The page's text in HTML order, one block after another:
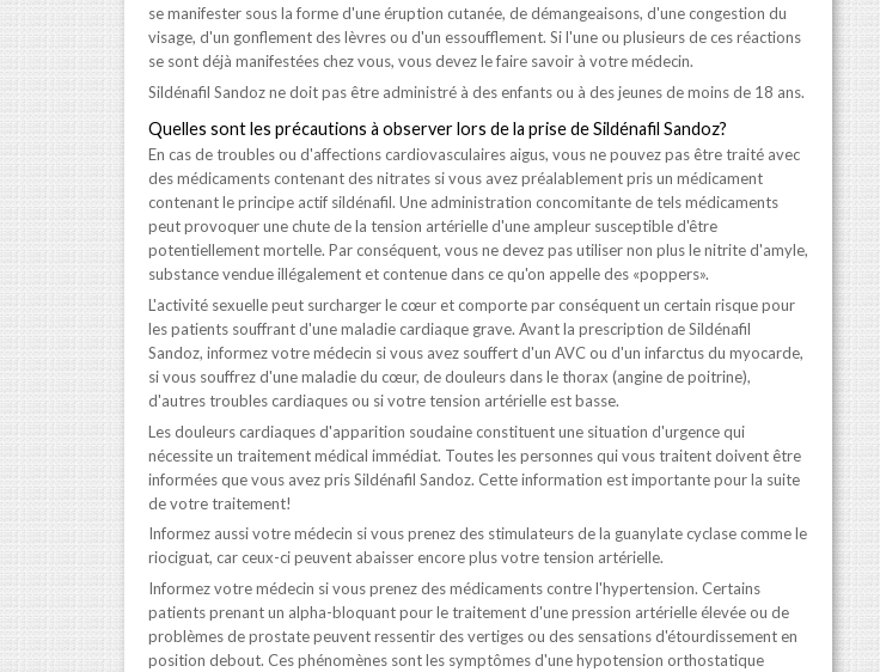
se manifester sous la forme d'une éruption cutanée, de démangeaisons, d'une congestion du
visage, d'un gonflement des lèvres ou d'un essoufflement. Si l'une ou plusieurs de ces réactions
se sont déjà manifestées chez vous, vous devez le faire savoir à votre médecin.
Sildénafil Sandoz ne doit pas être administré à des enfants ou à des jeunes de moins de 18 ans.
Quelles sont les précautions à observer lors de la prise de Sildénafil Sandoz?
En cas de troubles ou d'affections cardiovasculaires aigus, vous ne pouvez pas être traité avec
des médicaments contenant des nitrates si vous avez préalablement pris un médicament
contenant le principe actif sildénafil. Une administration concomitante de tels médicaments
peut provoquer une chute de la tension artérielle d'une ampleur susceptible d'être
potentiellement mortelle. Par conséquent, vous ne devez pas utiliser non plus le nitrite d'amyle,
substance vendue illégalement et contenue dans ce qu'on appelle des «poppers».
L'activité sexuelle peut surcharger le cœur et comporte par conséquent un certain risque pour
les patients souffrant d'une maladie cardiaque grave. Avant la prescription de Sildénafil
Sandoz, informez votre médecin si vous avez souffert d'un AVC ou d'un infarctus du myocarde,
si vous souffrez d'une maladie du cœur, de douleurs dans le thorax (angine de poitrine),
d'autres troubles cardiaques ou si votre tension artérielle est basse.
Les douleurs cardiaques d'apparition soudaine constituent une situation d'urgence qui
nécessite un traitement médical immédiat. Toutes les personnes qui vous traitent doivent être
informées que vous avez pris Sildénafil Sandoz. Cette information est importante pour la suite
de votre traitement!
Informez aussi votre médecin si vous prenez des stimulateurs de la guanylate cyclase comme le
riociguat, car ceux-ci peuvent abaisser encore plus votre tension artérielle.
Informez votre médecin si vous prenez des médicaments contre l'hypertension. Certains
patients prenant un alpha-bloquant pour le traitement d'une pression artérielle élevée ou de
problèmes de prostate peuvent ressentir des vertiges ou des sensations d'étourdissement en
position debout. Ces phénomènes sont les symptômes d'une hypotension orthostatique